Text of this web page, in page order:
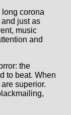
corona
just as
music
and
the
to beat. When
superior.